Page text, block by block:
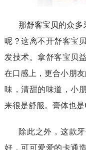
那舒客宝贝的众多
呢？这离不开舒客宝
发技术。拿舒客宝贝
在口感上，更合小朋
味，清甜的味道，小
来很是舒服。膏体也
除此之外，这款
好，可可爱爱的卡通